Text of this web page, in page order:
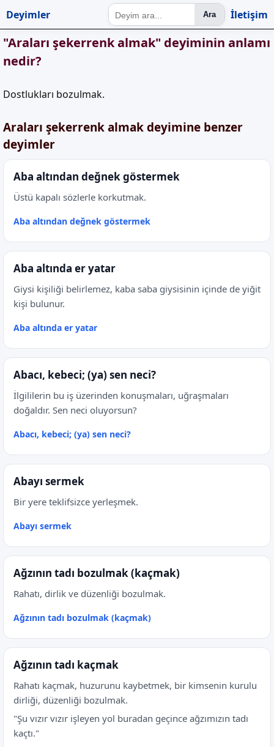
Deyimler Ara İletişim
"Araları şekerrenk almak" deyiminin anlamı
nedir?
Dostlukları bozulmak.
Araları şekerrenk almak deyimine benzer
deyimler
Aba altından değnek göstermek
Üstü kapalı sözlerle korkutmak.
Aba altından değnek göstermek
Aba altında er yatar
Giysi kişiliği belirlemez, kaba saba giysisinin içinde de yiğit
kişi bulunur.
Aba altında er yatar
Abacı, kebeci; (ya) sen neci?
İlgililerin bu iş üzerinden konuşmaları, uğraşmaları
doğaldır. Sen neci oluyorsun?
Abacı, kebeci; (ya) sen neci?
Abayı sermek
Bir yere teklifsizce yerleşmek.
Abayı sermek
Ağzının tadı bozulmak (kaçmak)
Rahatı, dirlik ve düzenliği bozulmak.
Ağzının tadı bozulmak (kaçmak)
Ağzının tadı kaçmak
Rahatı kaçmak, huzurunu kaybetmek, bir kimsenin kurulu
dirliği, düzenliği bozulmak.
"Şu vızır vızır işleyen yol buradan geçince ağzımızın tadı
kaçtı."